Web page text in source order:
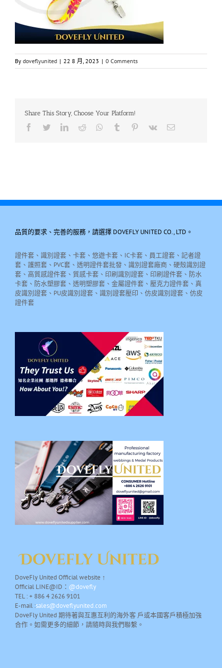
By doveflyunited | 22 8 月, 2023 | 0 Comments
Share This Story, Choose Your Platform!
Facebook
TwitterLinkedIn
Reddit Whatsapp
Tumblr Pinterest
Vk Email
品質的要求、完善的服務，請選擇 DOVEFLY UNITED CO., LTD。
證件套、識別證套、卡套、悠遊卡套、IC卡套、員工證套、記者證
套、護照套、PVC套、透明證件套批發、識別證套廠商、硬殼識別證
套、高質感證件套、質感卡套、印刷識別證套、印刷證件套、防水
卡套、防水塑膠套、透明塑膠套、金屬證件套、壓克力證件套、真
皮識別證套、PU皮識別證套、識別證套壓印、仿皮識別證套、仿皮
證件套
DoveFly United Official website ↑
Official LINE@ID： @dovefly
TEL : + 886 4 2626 9101
E-mail :sales@doveflyunited.com
DoveFly United 期待著與互惠互利的海外客 戶或本國客戶積極加強
合作。如需更多的細節，請隨時與我們聯繫。